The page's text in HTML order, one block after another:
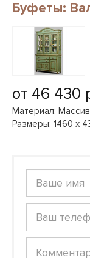
Буфеты:
от 46 430
Материал:
Размеры: 1460 х